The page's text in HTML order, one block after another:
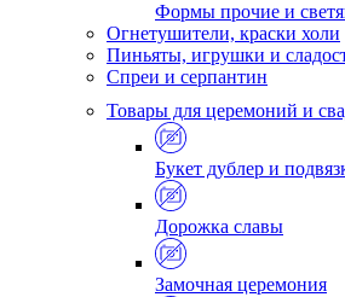
Формы прочие и
Огнетушители, краски холи
Пиньяты, игрушки и
Спреи и серпантин
Товары для церемоний и
Букет дублер и
Дорожка славы
Замочная церемония